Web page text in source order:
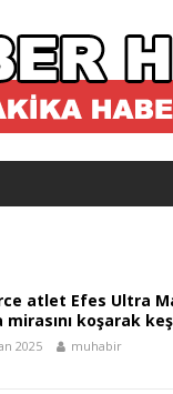
atlet Efes Ultra
mirasını koşarak
2025 muhabir